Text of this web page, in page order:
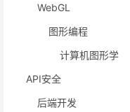
WebGL
图形编程
计算机图形学
API安全
后端开发